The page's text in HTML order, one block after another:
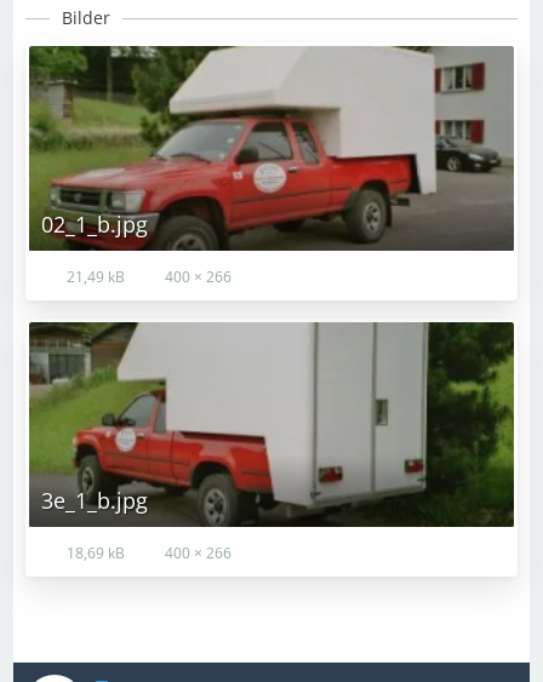
Bilder
02_1_b.jpg
21,49 kB 400 × 266
3e_1_b.jpg
18,69 kB 400 × 266